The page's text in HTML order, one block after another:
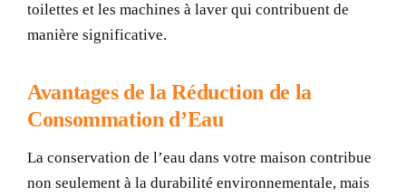
toilettes et les machines à laver qui contribuent de
manière significative.
Avantages de la Réduction de la
Consommation d’Eau
La conservation de l’eau dans votre maison contribue
non seulement à la durabilité environnementale, mais